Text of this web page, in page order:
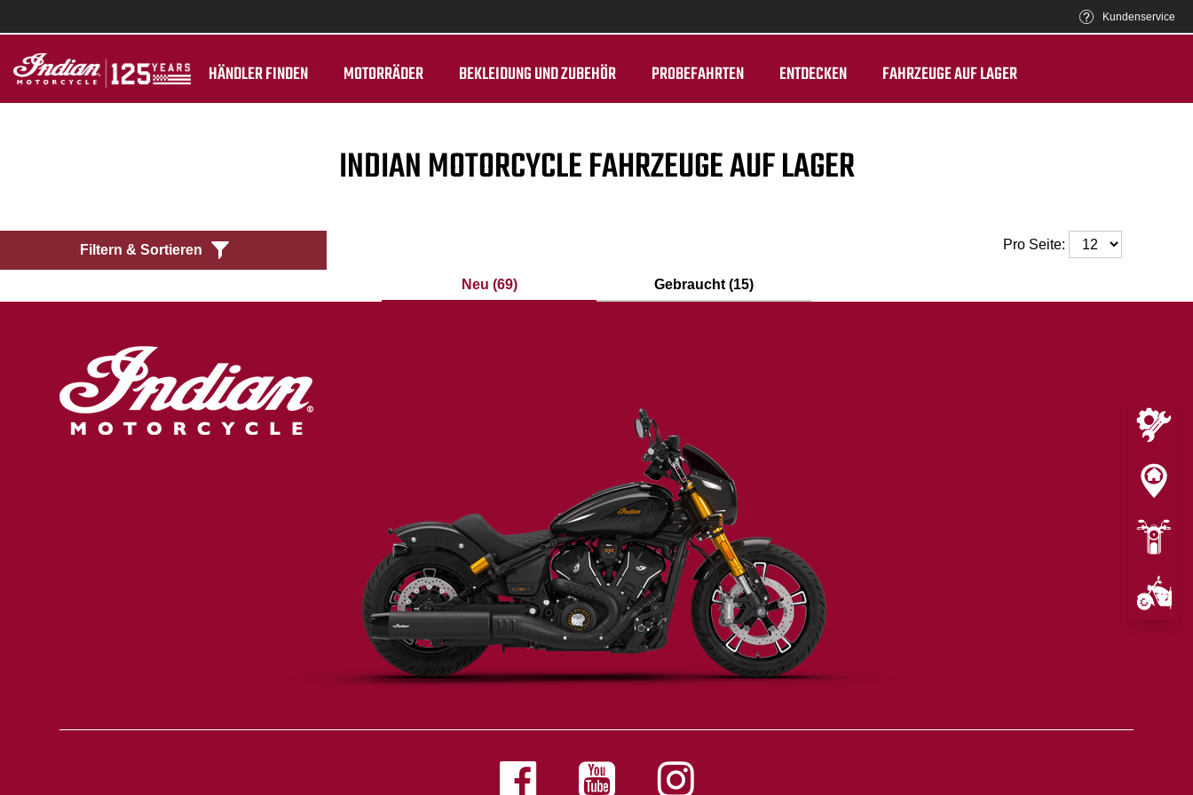
Kundenservice
HÄNDLER FINDEN MOTORRÄDER BEKLEIDUNG UND ZUBEHÖR PROBEFAHRTEN ENTDECKEN FAHRZEUGE AUF LAGER
INDIAN MOTORCYCLE FAHRZEUGE AUF LAGER
Filtern & Sortieren Pro Seite:
Neu (69) Gebraucht (15)